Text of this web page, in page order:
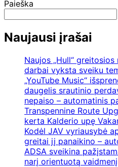
Paieška
Naujausi įrašai
Naujos „Hull“
darbai vyksta sveiku
„YouTube Music“
daugelis srautinio
nepaiso – automatinis
Transpennine Route
kerta Kalderio upę
Kodėl JAV vyriausybė
greitai jį panaikino –
ADSA sveikina
narį orientuotą vaidmenį